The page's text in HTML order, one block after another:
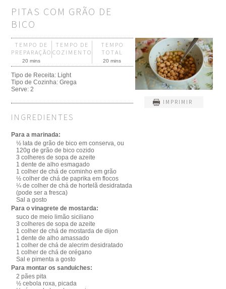
PITAS COM GRÃO DE
BICO
IMPRIMIR
TEMPO DE
PREPARAÇÃO
20 mins
TEMPO DE
COZIMENTO
TEMPO
TOTAL
20 mins
Tipo de Receita: Light
Tipo de Cozinha:Grega
Serve: 2
INGREDIENTES
Para a marinada:
½ lata de grão de bico em conserva, ou
120g de grão de bico cozido
3 colheres de sopa de azeite
1 dente de alho esmagado
1 colher de chá de cominho em grão
½ colher de chá de paprika em flocos
¼ de colher de chá de hortelã desidratada
(pode ser a fresca)
Sal a gosto
Para o vinagrete de mostarda:
suco de meio limão siciliano
3 colheres de sopa de azeite
1 colher de chá de mostarda de dijon
1 dente de alho amassado
1 colher de chá de alecrim desidratado
1 colher de chá de orégano
Sal e pimenta a gosto
Para montar os sanduiches:
2 pães pita
½ cebola roxa, picada